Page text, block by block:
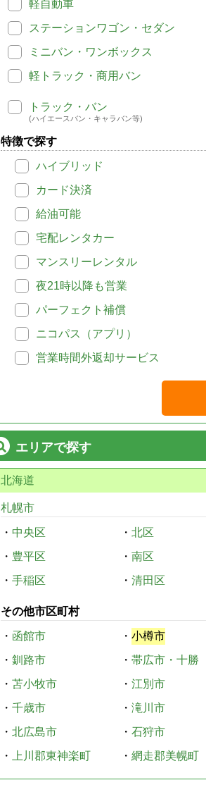
軽自動車
ステーションワゴン・セダン
ミニバン・ワンボックス
軽トラック・商用バン
トラック・バン
(ハイエースバン・キャラバン等)
特徴で探す
ハイブリッド
カード決済
給油可能
宅配レンタカー
マンスリーレンタル
夜21時以降も営業
パーフェクト補償
ニコパス（アプリ）
営業時間外返却サービス
エリアで探す
北海道
札幌市
・ 中央区 ・ 北区
・ 豊平区 ・ 南区
・ 手稲区 ・ 清田区
その他市区町村
・ 函館市 ・ 小樽市
・ 釧路市 ・ 帯広市・十勝
・ 苫小牧市 ・ 江別市
・ 千歳市 ・ 滝川市
・ 北広島市 ・ 石狩市
・
上川郡東神楽町 ・ 網走郡美幌町